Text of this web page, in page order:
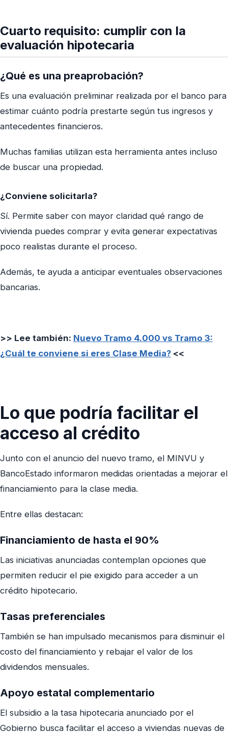
Cuarto requisito: cumplir con la
evaluación hipotecaria
¿Qué es una preaprobación?
Es una evaluación preliminar realizada por el banco para
estimar cuánto podría prestarte según tus ingresos y
antecedentes financieros.
Muchas familias utilizan esta herramienta antes incluso
de buscar una propiedad.
¿Conviene solicitarla?
Sí. Permite saber con mayor claridad qué rango de
vivienda puedes comprar y evita generar expectativas
poco realistas durante el proceso.
Además, te ayuda a anticipar eventuales observaciones
bancarias.
>> Lee también: Nuevo Tramo 4.000 vs Tramo 3:
¿Cuál te conviene si eres Clase Media? <<
Lo que podría facilitar el
acceso al crédito
Junto con el anuncio del nuevo tramo, el MINVU y
BancoEstado informaron medidas orientadas a mejorar el
financiamiento para la clase media.
Entre ellas destacan:
Financiamiento de hasta el 90%
Las iniciativas anunciadas contemplan opciones que
permiten reducir el pie exigido para acceder a un
crédito hipotecario.
Tasas preferenciales
También se han impulsado mecanismos para disminuir el
costo del financiamiento y rebajar el valor de los
dividendos mensuales.
Apoyo estatal complementario
El subsidio a la tasa hipotecaria anunciado por el
Gobierno busca facilitar el acceso a viviendas nuevas de